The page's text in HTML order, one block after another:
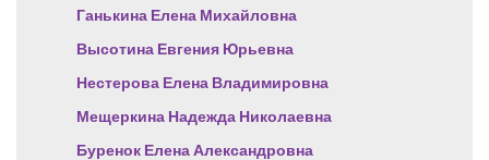
Ганькина Елена Михайловна
Высотина Евгения Юрьевна
Нестерова Елена Владимировна
Мещеркина Надежда Николаевна
Буренок Елена Александровна